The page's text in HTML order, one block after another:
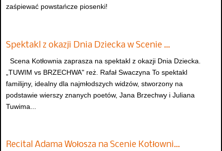
zaśpiewać powstańcze piosenki!
Spektakl z okazji Dnia Dziecka w Scenie …
Scena Kotłownia zaprasza na spektakl z okazji Dnia Dziecka.
„TUWIM vs BRZECHWA" reż. Rafał Swaczyna To spektakl
familijny, idealny dla najmłodszych widzów, stworzony na
podstawie wierszy znanych poetów, Jana Brzechwy i Juliana
Tuwima...
Recital Adama Wołosza na Scenie Kotłowni…